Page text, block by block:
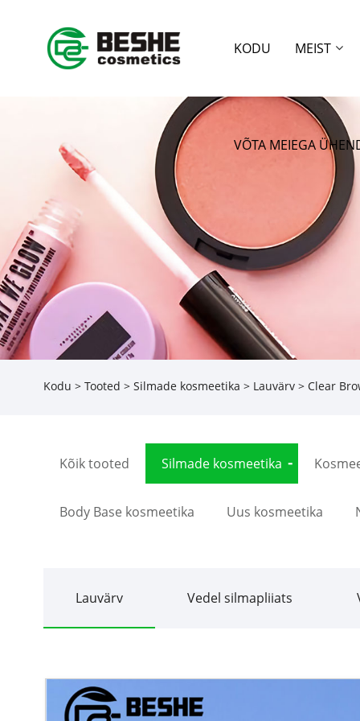
KODU MEIST
VÕTA MEIEGA
Kodu > Tooted > Silmade kosmeetika > Lauvärv> Clear
Kõik tooted Silmade kosmeetika
Body Base kosmeetika Uus kosmeetika
Lauvärv Vedel silmapliiats